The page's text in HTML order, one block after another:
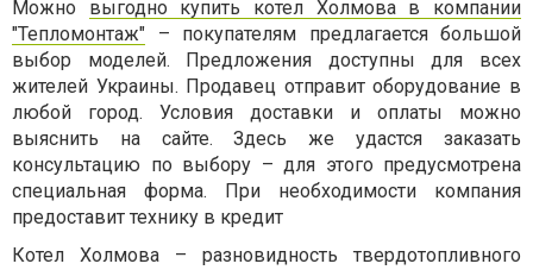
Можно выгодно купить котел Холмова в компании
"Тепломонтаж" – покупателям предлагается большой
выбор моделей. Предложения доступны для всех
жителей Украины. Продавец отправит оборудование в
любой город. Условия доставки и оплаты можно
выяснить на сайте. Здесь же удастся заказать
консультацию по выбору – для этого предусмотрена
специальная форма. При необходимости компания
предоставит технику в кредит
Котел Холмова – разновидность твердотопливного